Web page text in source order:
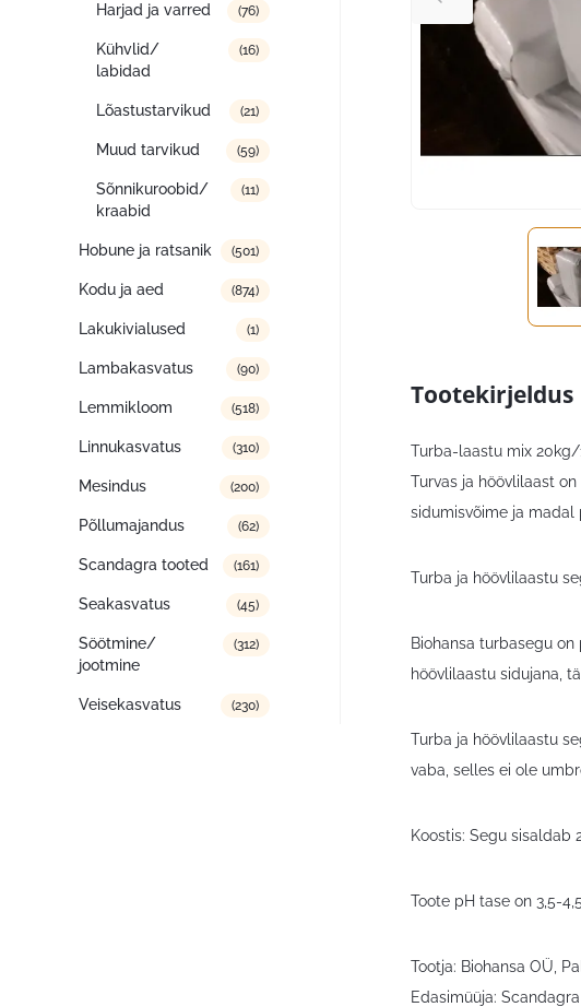
Harjad ja varred (76)
Kühvlid/
labidad
(16)
Lõastustarvikud (21)
Muud tarvikud (59)
Sõnnikuroobid/
kraabid
(11)
Hobune ja ratsanik (501)
Kodu ja aed (874)
Lakukivialused (1)
Lambakasvatus (90)
Lemmikloom (518)
Linnukasvatus (310)
Mesindus (200)
Põllumajandus (62)
Scandagra tooted (161)
Seakasvatus (45)
Söötmine/
jootmine
(312)
Veisekasvatus (230)
Tootekirjeldus
Turba-laastu mix 20kg/
Turvas ja höövlilaast
sidumisvõime ja madal
Turba ja höövlilaastu
Biohansa turbasegu
höövlilaastu sidujana,
Turba ja höövlilaastu
vaba, selles ei ole
Koostis: Segu sisaldab
Toote pH tase on 3,5-
Tootja: Biohansa OÜ,
Edasimüüja: